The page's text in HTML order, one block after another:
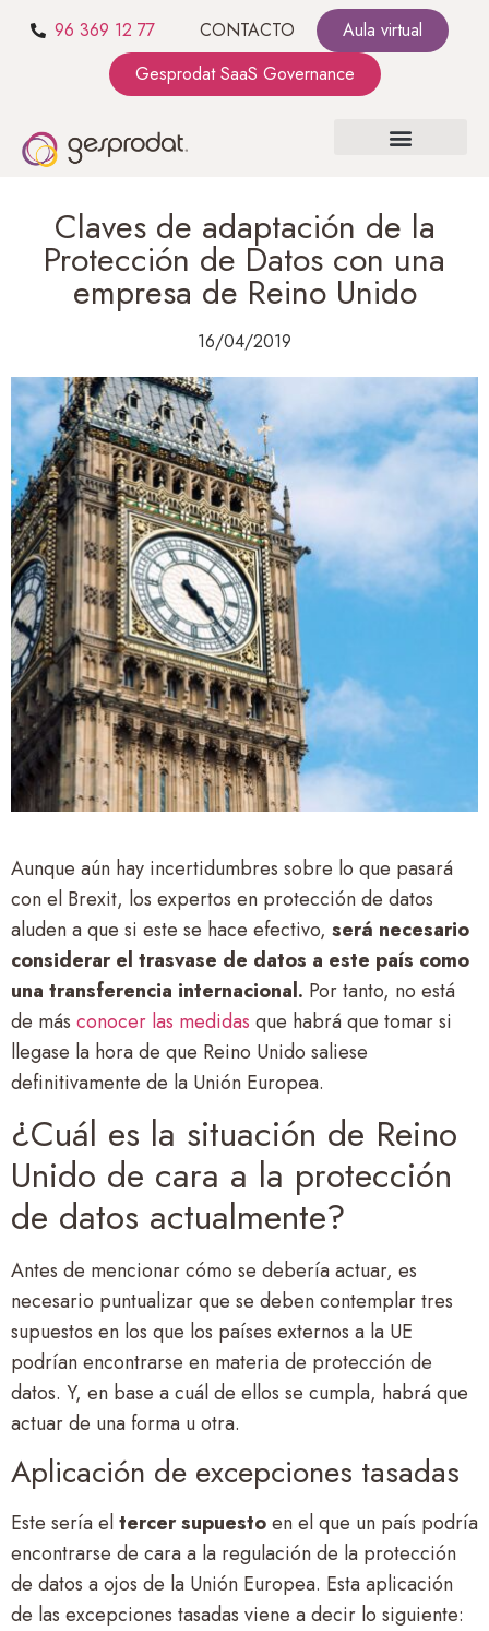
96 369 12 77 CONTACTO
Aula virtual
Gesprodat SaaS Governance
Claves de adaptación de la
Protección de Datos con una
empresa de Reino Unido
16/04/2019
Aunque aún hay incertidumbres sobre lo que pasará
con el Brexit, los expertos en protección de datos
aluden a que si este se hace efectivo, será necesario
considerar el trasvase de datos a este país como
una transferencia internacional. Por tanto, no está
de más conocer las medidas que habrá que tomar si
llegase la hora de que Reino Unido saliese
definitivamente de la Unión Europea.
¿Cuál es la situación de Reino
Unido de cara a la protección
de datos actualmente?
Antes de mencionar cómo se debería actuar, es
necesario puntualizar que se deben contemplar tres
supuestos en los que los países externos a la UE
podrían encontrarse en materia de protección de
datos. Y, en base a cuál de ellos se cumpla, habrá que
actuar de una forma u otra.
Aplicación de excepciones tasadas
Este sería eltercer supuestoen el que un país podría
encontrarse de cara a la regulación de la protección
de datos a ojos de la Unión Europea. Esta aplicación
de las excepciones tasadas viene a decir lo siguiente: